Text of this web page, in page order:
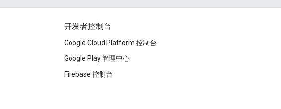
开发者控制台
Google Cloud Platform 控制台
Google Play 管理中心
Firebase 控制台